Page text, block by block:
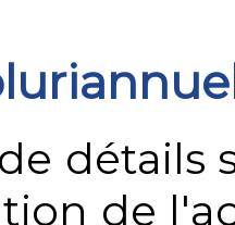
détails
de